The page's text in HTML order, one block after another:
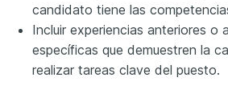
candidato tiene las
Incluir experiencias anteriores o
específicas que demuestren la
realizar tareas clave del puesto.